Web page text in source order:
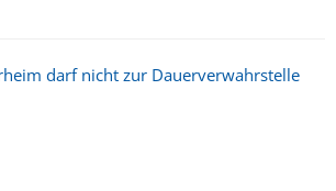
darf nicht zur Dauerverwahrstelle